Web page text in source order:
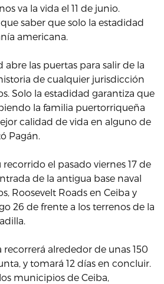
va la vida el 11 de junio.
saber que solo la estadidad
americana.
abre las puertas para salir de la
de cualquier jurisdicción
Solo la estadidad garantiza que
la familia puertorriqueña
calidad de vida en alguno de
Pagán.
el pasado viernes 17 de
de la antigua base naval
Roosevelt Roads en Ceiba y
26 de frente a los terrenos de la
alrededor de unas 150
y tomará 12 días en concluir.
municipios de Ceiba,